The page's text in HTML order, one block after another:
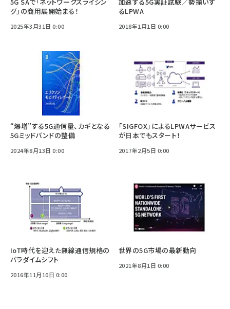
グ」の商用展開始まる！
2025年3月31日 0:00
るLPWA
2018年1月1日 0:00
“爆増”する5G通信量、カギとなる
5Gミッドバンドの整備
2024年8月13日 0:00
「SIGFOX」によるLPWAサービス
が日本でもスタート！
2017年2月5日 0:00
IoT時代を迎えた無線通信規格の
パラダイムシフト
2016年11月10日 0:00
世界の5G市場の最新動向
2021年8月1日 0:00